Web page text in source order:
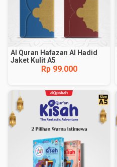
Al Quran Hafazan Al Hadid
Jaket Kulit A5
Rp 99.000